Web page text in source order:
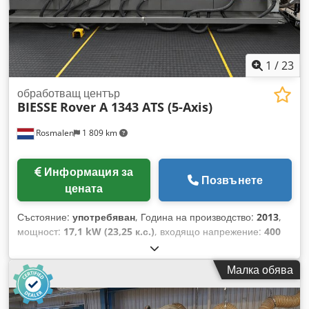
1 /23
Rosmalen 1 809 km
обработващ център
BIESSE Rover A 1343 ATS (5-Axis)
Информация за
цената
Позвънете
Състояние: употребяван, Година на производство: 2013,
мощност: 17,1 kW (23,25 к.с.), входящо напрежение: 400
, входна честота:
движение по ост X:4 320 мм, ход по оста Y:1 326 мм, ход
по оста Z:
, брой гнезда в магазинa за
инструменти:33, Оборудване:Маркировка CE, Biesse
Rover A 1343 CNC обработващ център, 5-осен Cedpfsy U
Малка обява